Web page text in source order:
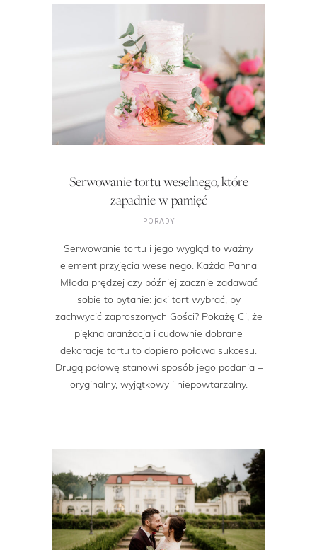
Serwowanie tortu weselnego, które
zapadnie w pamięć
PORADY
Serwowanie tortu i jego wygląd to ważny
element przyjęcia weselnego. Każda Panna
Młoda prędzej czy później zacznie zadawać
sobie to pytanie: jaki tort wybrać, by
zachwycić zaproszonych Gości? Pokażę Ci, że
piękna aranżacja i cudownie dobrane
dekoracje tortu to dopiero połowa sukcesu.
Drugą połowę stanowi sposób jego podania –
oryginalny, wyjątkowy i niepowtarzalny.